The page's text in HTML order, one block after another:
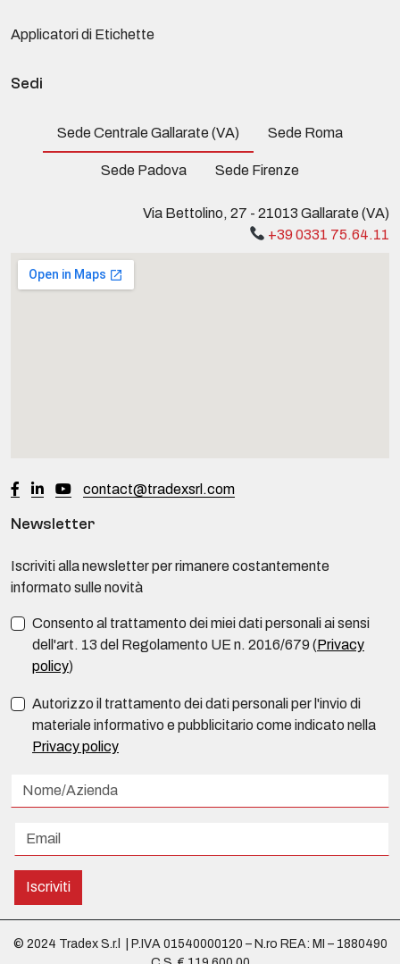
Applicatori di Etichette
Sedi
Sede Centrale Gallarate (VA) Sede Roma
Sede Padova Sede Firenze
Via Bettolino, 27 - 21013 Gallarate (VA)
+39 0331 75.64.11
contact@tradexsrl.com
Newsletter
Iscriviti alla newsletter per rimanere costantemente
informato sulle novità
Consento al trattamento dei miei dati personali ai sensi
dell'art. 13 del Regolamento UE n. 2016/679 (Privacy
policy)
Autorizzo il trattamento dei dati personali per l'invio di
materiale informativo e pubblicitario come indicato nella
Privacy policy
Iscriviti
© 2024 Tradex S.r.l | P.IVA 01540000120 – N.ro REA: MI – 1880490